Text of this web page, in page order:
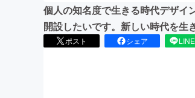
個人の知名度で生きる時代デザイ
開設したいです。新しい時代を生
ポスト シェア